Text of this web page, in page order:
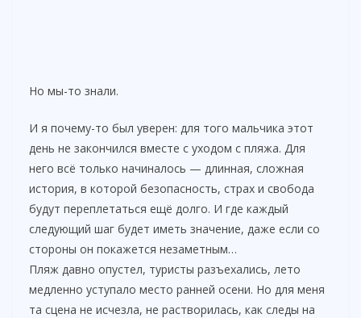
Но мы-то знали.
И я почему-то был уверен: для того мальчика этот
день не закончился вместе с уходом с пляжа. Для
него всё только начиналось — длинная, сложная
история, в которой безопасность, страх и свобода
будут переплетаться ещё долго. И где каждый
следующий шаг будет иметь значение, даже если со
стороны он покажется незаметным…
Пляж давно опустел, туристы разъехались, лето
медленно уступало место ранней осени. Но для меня
та сцена не исчезла, не растворилась, как следы на